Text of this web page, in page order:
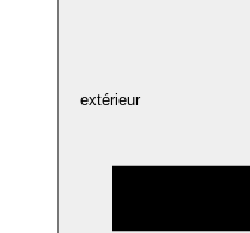
extérieur